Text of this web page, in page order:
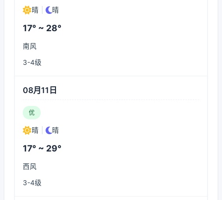
晴 晴
17° ~ 28°
南风
3-4级
08月11日
优
晴 晴
17° ~ 29°
西风
3-4级